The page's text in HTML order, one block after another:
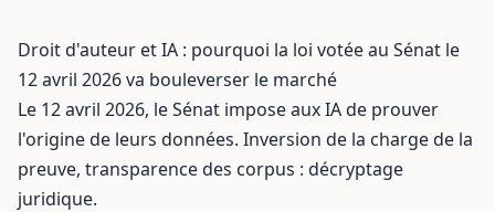
Droit d'auteur et IA : pourquoi la loi votée au Sénat le
12 avril 2026 va bouleverser le marché
Le 12 avril 2026, le Sénat impose aux IA de prouver
l'origine de leurs données. Inversion de la charge de la
preuve, transparence des corpus : décryptage
juridique.